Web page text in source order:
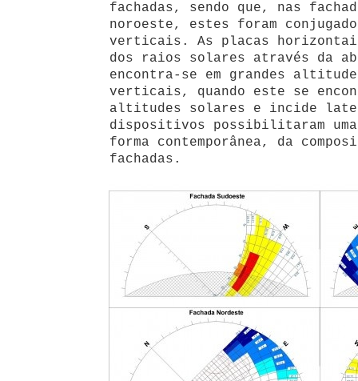
fachadas, sendo que, nas
noroeste, estes foram
verticais. As placas horizontais
dos raios solares através da
encontra-se em grandes
verticais, quando este se
altitudes solares e incide
dispositivos possibilitaram
forma contemporânea, da
fachadas.